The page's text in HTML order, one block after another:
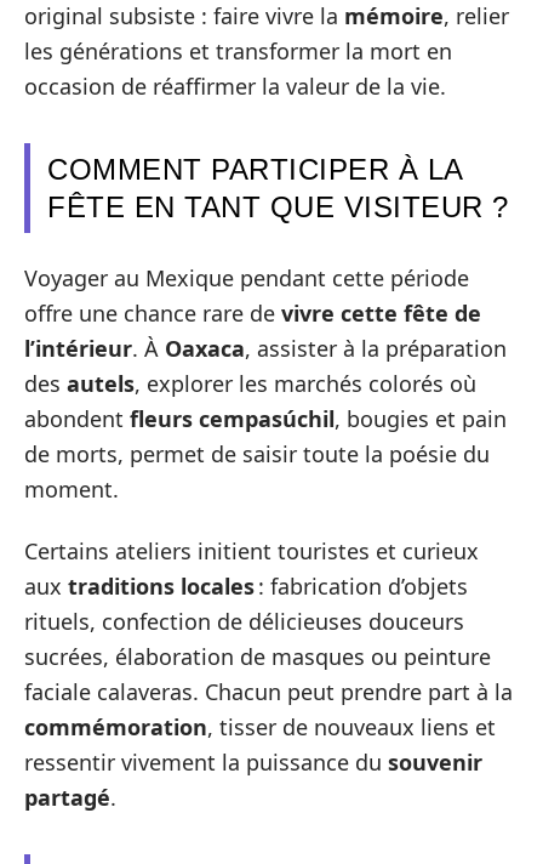
original subsiste : faire vivre la mémoire, relier
les générations et transformer la mort en
occasion de réaffirmer la valeur de la vie.
COMMENT PARTICIPER À LA
FÊTE EN TANT QUE VISITEUR ?
Voyager au Mexique pendant cette période
offre une chance rare de vivre cette fête de
l’intérieur. À Oaxaca, assister à la préparation
des autels, explorer les marchés colorés où
abondent fleurs cempasúchil, bougies et pain
de morts, permet de saisir toute la poésie du
moment.
Certains ateliers initient touristes et curieux
aux traditions locales: fabrication d’objets
rituels, confection de délicieuses douceurs
sucrées, élaboration de masques ou peinture
faciale calaveras. Chacun peut prendre part à la
commémoration, tisser de nouveaux liens et
ressentir vivement la puissance du souvenir
partagé.